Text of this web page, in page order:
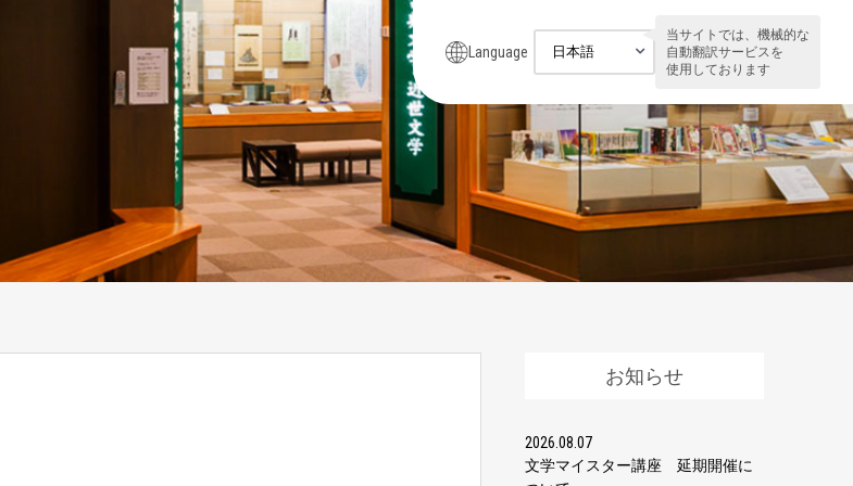
Language
当サイトでは、機械的な
自動翻訳サービスを
使用しております
お知らせ
2026.08.07
文学マイスター講座 延期開催に